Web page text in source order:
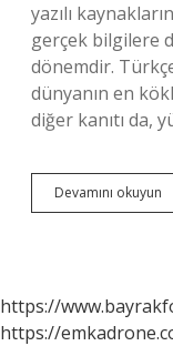
yazılı
gerçek bilgilere
dönemdir.
dünyanın en
diğer kanıtı da,
Devamını okuyun
https://
https://